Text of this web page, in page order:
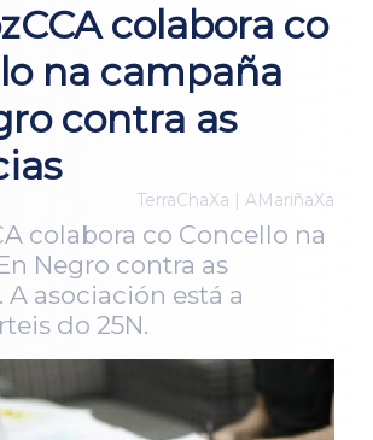
colabora co
na campaña
contra as
TerraChaXa | AMariñaXa
colabora co Concello na
Negro contra as
A asociación está a
do 25N.